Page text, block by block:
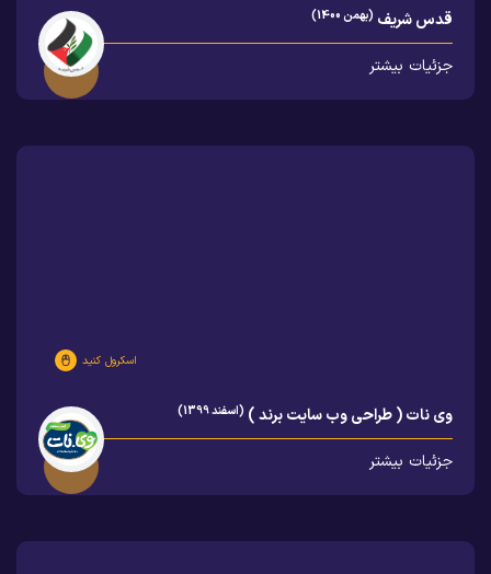
قدس شریف (بهمن 1400)
جزئیات بیشتر
اسکرول کنید
وی نات ( طراحی وب سایت برند ) (اسفند 1399)
جزئیات بیشتر